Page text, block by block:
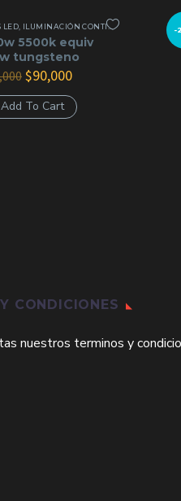
LED ILUMINACIÓN CONTINUA
5500k equiv
tungsteno
El
precio
original
era:
$90,000El
actual
es:
Add To Cart
-
CONDICIONES
nuestros terminos y